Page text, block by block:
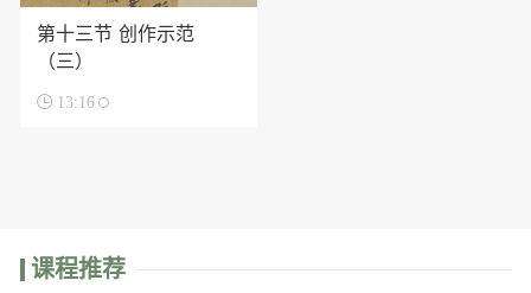
第十三节 创作示范
（三）
 13:16
课程推荐